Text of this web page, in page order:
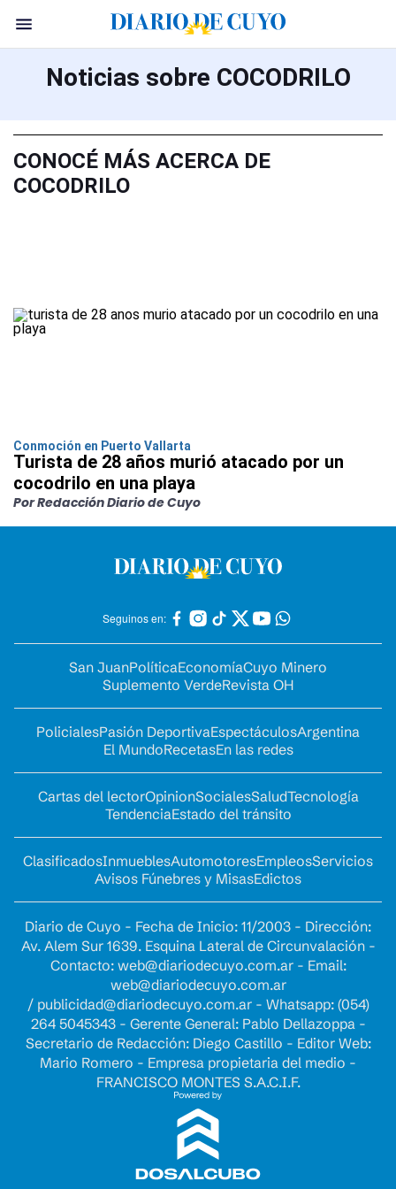
Noticias sobre COCODRILO
CONOCÉ MÁS ACERCA DE
COCODRILO
Conmoción en Puerto Vallarta
Turista de 28 años murió atacado por un
cocodrilo en una playa
Por Redacción Diario de Cuyo
Seguinos en:
San JuanPolíticaEconomíaCuyo Minero
Suplemento VerdeRevista OH
PolicialesPasión DeportivaEspectáculosArgentina
El MundoRecetasEn las redes
Cartas del lectorOpinionSocialesSaludTecnología
TendenciaEstado del tránsito
ClasificadosInmueblesAutomotoresEmpleosServicios
Avisos Fúnebres y MisasEdictos
Diario de Cuyo - Fecha de Inicio: 11/2003 - Dirección:
Av. Alem Sur 1639. Esquina Lateral de Circunvalación -
Contacto: web@diariodecuyo.com.ar- Email:
web@diariodecuyo.com.ar
/ publicidad@diariodecuyo.com.ar- Whatsapp: (054)
264 5045343 - Gerente General: Pablo Dellazoppa -
Secretario de Redacción: Diego Castillo - Editor Web:
Mario Romero - Empresa propietaria del medio -
FRANCISCO MONTES S.A.C.I.F.